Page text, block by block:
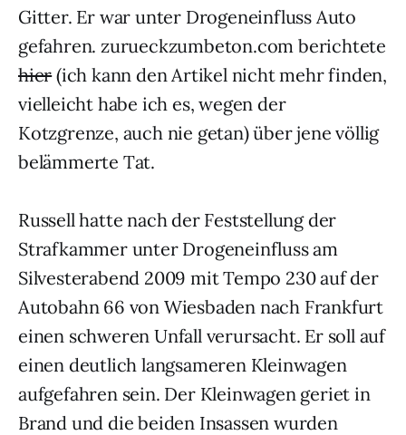
Gitter. Er war unter Drogeneinfluss Auto
gefahren. zurueckzumbeton.com berichtete
hier(ich kann den Artikel nicht mehr finden,
vielleicht habe ich es, wegen der
Kotzgrenze, auch nie getan) über jene völlig
belämmerte Tat.
Russell hatte nach der Feststellung der
Strafkammer unter Drogeneinfluss am
Silvesterabend 2009 mit Tempo 230 auf der
Autobahn 66 von Wiesbaden nach Frankfurt
einen schweren Unfall verursacht. Er soll auf
einen deutlich langsameren Kleinwagen
aufgefahren sein. Der Kleinwagen geriet in
Brand und die beiden Insassen wurden